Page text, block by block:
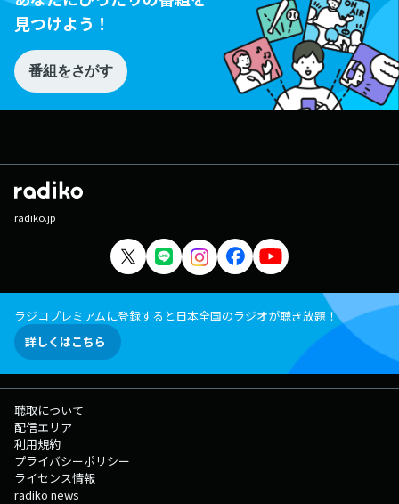
見つけよう！
番組をさがす
radiko.jp
ラジコプレミアムに登録すると日本全国のラジオが聴き放題！
詳しくはこちら
聴取について
配信エリア
利用規約
プライバシーポリシー
ライセンス情報
radiko news